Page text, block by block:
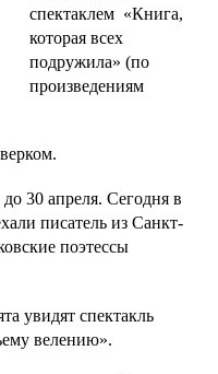
спектаклем «Книга,
которая всех
подружила» (по
произведениям
30 апреля. Сегодня в
писатель из Санкт-
поэтессы
увидят спектакль
велению».